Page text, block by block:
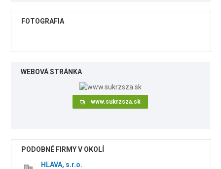
FOTOGRAFIA
WEBOVÁ STRÁNKA
www.sukrzsza.sk
PODOBNÉ FIRMY V OKOLÍ
HLAVA, s.r.o.